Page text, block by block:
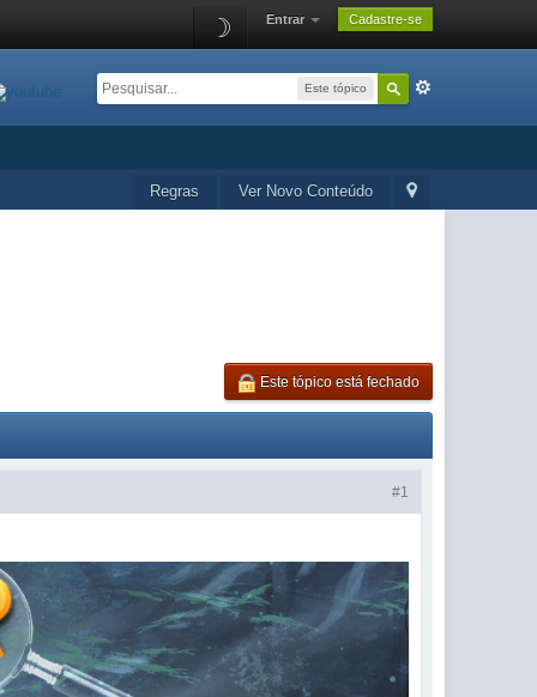
☽ Entrar Cadastre-se
Este tópico
Ver Novo Conteúdo
Regras
Este tópico está fechado
#1